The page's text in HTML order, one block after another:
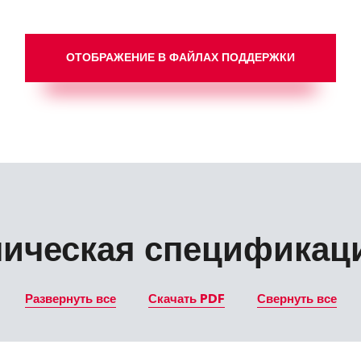
ОТОБРАЖЕНИЕ В ФАЙЛАХ ПОДДЕРЖКИ
Развернуть все Скачать PDF Свернуть все